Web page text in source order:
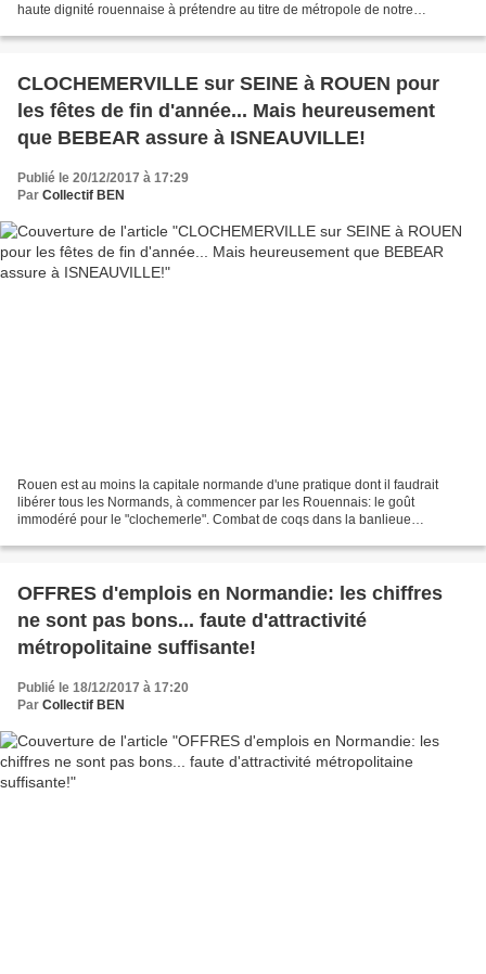
haute dignité rouennaise à prétendre au titre de métropole de notre
CLOCHEMERVILLE sur SEINE à ROUEN pour
les fêtes de fin d'année... Mais heureusement
que BEBEAR assure à ISNEAUVILLE!
Publié le 20/12/2017 à 17:29
Par Collectif BEN
Rouen est au moins la capitale normande d'une pratique dont il faudrait
libérer tous les Normands, à commencer par les Rouennais: le goût
immodéré pour le "clochemerle". Combat de coqs dans la banlieue
OFFRES d'emplois en Normandie: les chiffres
ne sont pas bons... faute d'attractivité
métropolitaine suffisante!
Publié le 18/12/2017 à 17:20
Par Collectif BEN